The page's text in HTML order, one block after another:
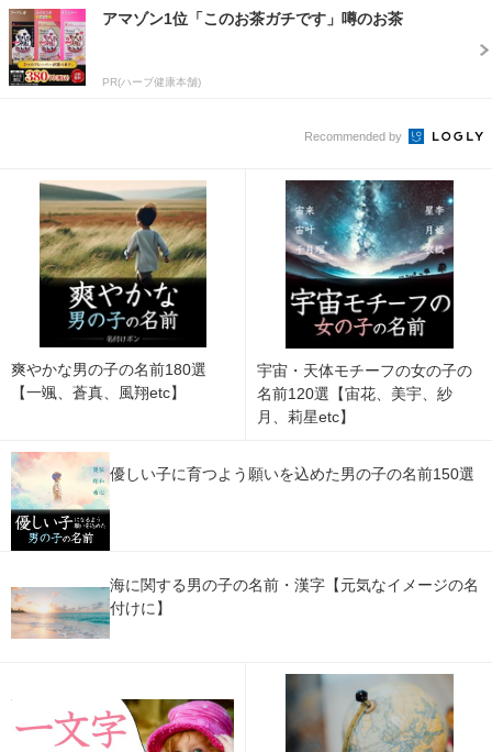
アマゾン1位「このお茶ガチです」噂のお茶
PR(ハーブ健康本舗)
Recommended by
爽やかな男の子の名前180選
【一颯、蒼真、風翔etc】
宇宙・天体モチーフの女の子の
名前120選【宙花、美宇、紗
月、莉星etc】
優しい子に育つよう願いを込めた男の子の名前150選
海に関する男の子の名前・漢字【元気なイメージの名
付けに】